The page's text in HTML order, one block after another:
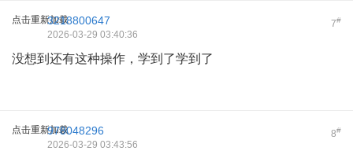
点击重新加载 7#
3218800647
2026-03-29 03:40:36
没想到还有这种操作，学到了学到了
点击重新加载 8#
978048296
2026-03-29 03:43:56